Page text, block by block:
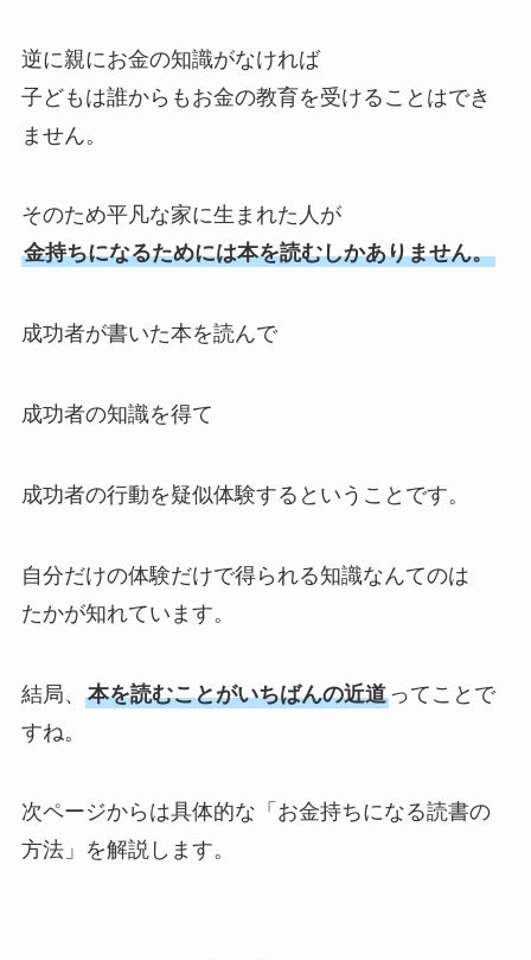
逆に親にお金の知識がなければ
子どもは誰からもお金の教育を受けることはでき
ません。
そのため平凡な家に生まれた人が
金持ちになるためには本を読むしかありません。
成功者が書いた本を読んで
成功者の知識を得て
成功者の行動を疑似体験するということです。
自分だけの体験だけで得られる知識なんてのは
たかが知れています。
結局、 本を読むことがいちばんの近道ってことで
すね。
次ページからは具体的な「お金持ちになる読書の
方法」を解説します。